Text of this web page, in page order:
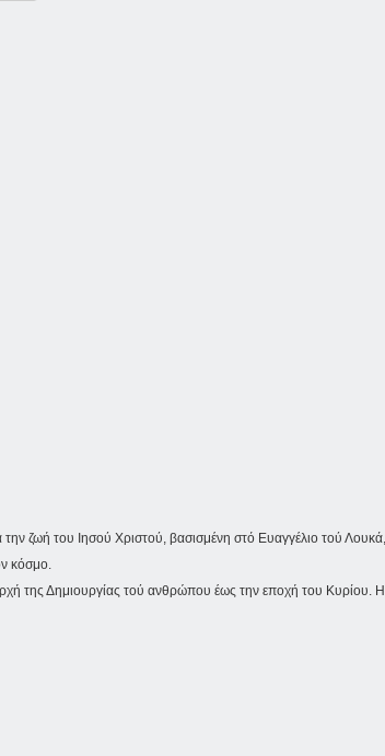
την ζωή του Ιησού Χριστού, βασισμένη στό Ευαγγέλιο τού Λουκά,
κόσμο.
της Δημιουργίας τού ανθρώπου έως την εποχή του Κυρίου. Η